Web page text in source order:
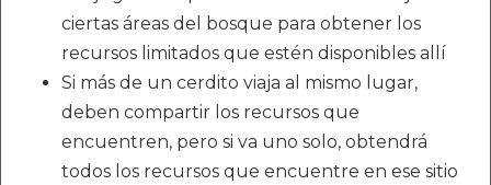
ciertas áreas del bosque para obtener los
recursos limitados que estén disponibles allí
Si más de un cerdito viaja al mismo lugar,
deben compartir los recursos que
encuentren, pero si va uno solo, obtendrá
todos los recursos que encuentre en ese sitio